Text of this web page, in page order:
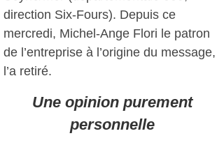
direction Six-Fours). Depuis ce
mercredi, Michel-Ange Flori le patron
de l’entreprise à l’origine du message,
l’a retiré.
Une opinion purement
personnelle